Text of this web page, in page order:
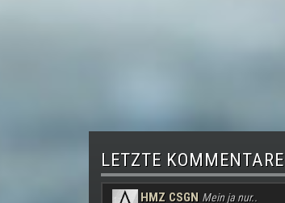
LETZTE KOMMENTARE
HMZ CSGN Mein ja nur..